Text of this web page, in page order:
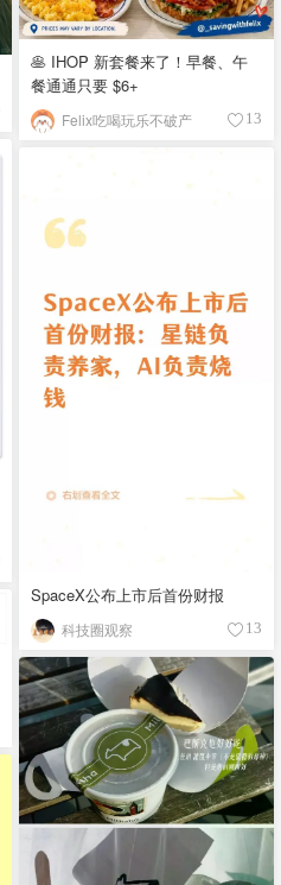
🥞 IHOP 新套餐来了！早餐、午
餐通通只要 $6+
Felix吃喝玩乐不破产 13
SpaceX公布上市后首份财报
科技圈观察 13